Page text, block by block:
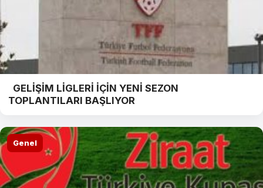
GELİŞİM LİGLERİ İÇİN YENİ SEZON
TOPLANTILARI BAŞLIYOR
Genel